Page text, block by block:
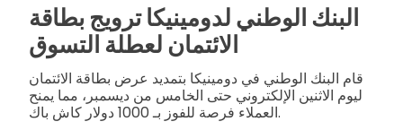
البنك الوطني لدومينيكا ترويج بطاقة
الائتمان لعطلة التسوق
قام البنك الوطني في دومينيكا بتمديد عرض بطاقة الائتمان
ليوم الاثنين الإلكتروني حتى الخامس من ديسمبر، مما يمنح
العملاء فرصة للفوز بـ 1000 دولار كاش باك.